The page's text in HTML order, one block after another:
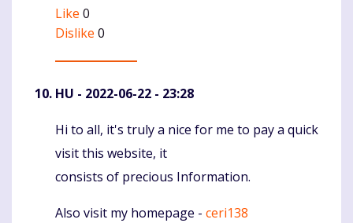
Like 0
Dislike 0
HU - 2022-06-22 - 23:28
Komentaras
Hi to all, it's truly a nice for me to pay a quick
visit this website, it
consists of precious Information.
Also visit my homepage - ceri138